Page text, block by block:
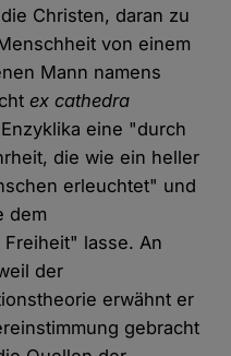
die Christen, daran zu
von einem
Mann namens
ex cathedra
eine "durch
die wie ein heller
erleuchtet" und
dem
lasse. An
der
erwähnt er
gebracht